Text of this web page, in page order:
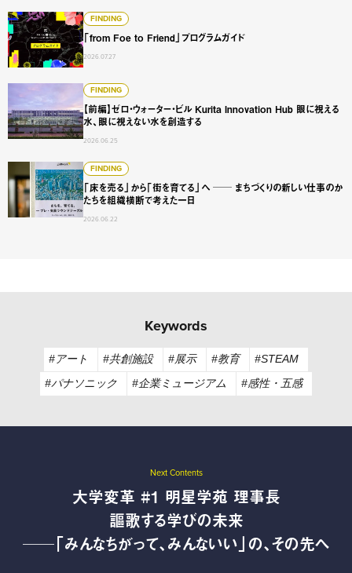
FINDING
「from Foe to Friend」プログラムガイド
2026.07.27
「from Foe to Friend」プログラムガイド
FINDING
【前編】ゼロ・ウォーター・ビル Kurita Innovation Hub 眼に視える
水、眼に視えない水を創造する
2026.06.25
【前編】ゼロ・ウォーター・ビル Kurita Innovation Hub
FINDING
「床を売る」から「街を育てる」へ ── まちづくりの新しい仕事のか
たちを組織横断で考えた一日
2026.06.22
「床を売る」から「街を育てる」へ ── まちづくりの新し
Keywords
#アート #共創施設 #展示 #教育
#STEAM
#パナソニック
#企業ミュージアム #感性・五感
Next Contents
大学変革 #1 明星学苑 理事長
謳歌する学びの未来
──「みんなちがって、みんないい」の、その先へ